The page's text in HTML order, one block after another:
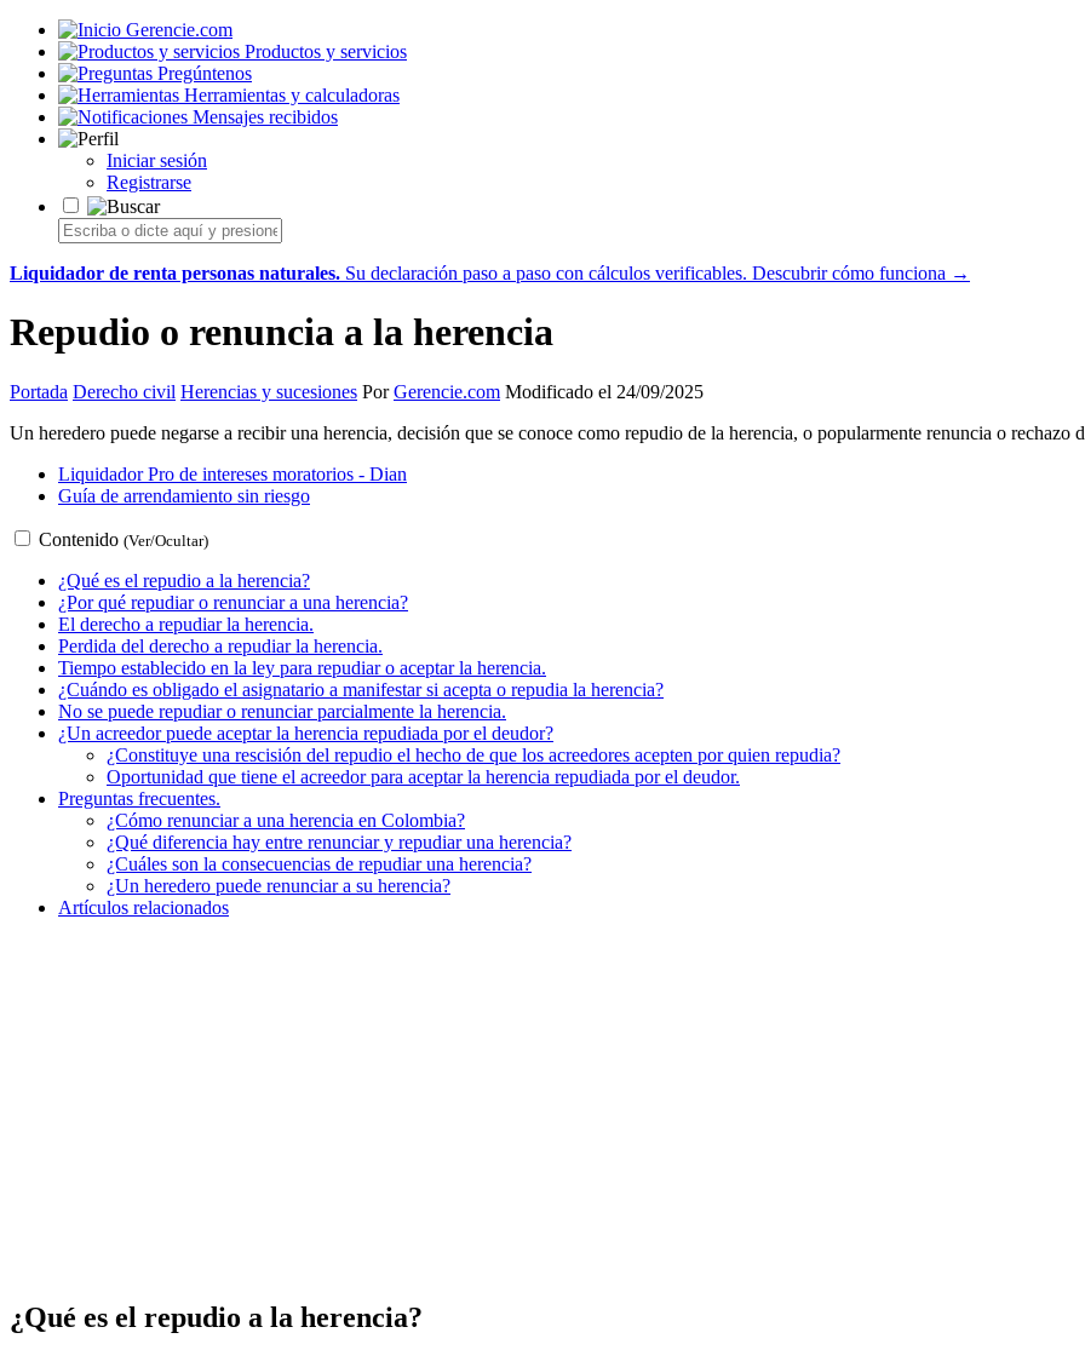
Gerencie.com
Productos y servicios
Pregúntenos
Herramientas y calculadoras
Mensajes recibidos
Iniciar sesión
Registrarse
Liquidador de renta personas naturales. Su declaración paso a paso con cálculos verificables. Descubrir cómo funciona →
Repudio o renuncia a la herencia
Portada Derecho civil Herencias y sucesiones PorGerencie.com Modificado el 24/09/2025
Un heredero puede negarse a recibir una herencia, decisión que se conoce como repudio de la herencia, o popularmente renuncia o rechazo
Liquidador Pro de intereses moratorios - Dian
Guía de arrendamiento sin riesgo
Contenido (Ver/Ocultar)
¿Qué es el repudio a la herencia?
¿Por qué repudiar o renunciar a una herencia?
El derecho a repudiar la herencia.
Perdida del derecho a repudiar la herencia.
Tiempo establecido en la ley para repudiar o aceptar la herencia.
¿Cuándo es obligado el asignatario a manifestar si acepta o repudia la herencia?
No se puede repudiar o renunciar parcialmente la herencia.
¿Un acreedor puede aceptar la herencia repudiada por el deudor?
¿Constituye una rescisión del repudio el hecho de que los acreedores acepten por quien repudia?
Oportunidad que tiene el acreedor para aceptar la herencia repudiada por el deudor.
Preguntas frecuentes.
¿Cómo renunciar a una herencia en Colombia?
¿Qué diferencia hay entre renunciar y repudiar una herencia?
¿Cuáles son la consecuencias de repudiar una herencia?
¿Un heredero puede renunciar a su herencia?
Artículos relacionados
¿Qué es el repudio a la herencia?